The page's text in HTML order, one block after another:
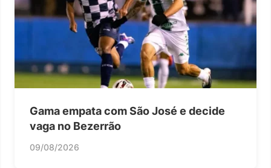
Gama empata com São José e decide
vaga no Bezerrão
09/08/2026